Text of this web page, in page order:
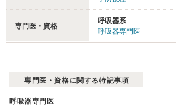
専門医・資格
呼吸器系
呼吸器専門医
専門医・資格に関する特記事項
呼吸器専門医